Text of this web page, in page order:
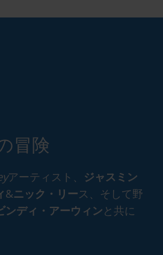
冒険
アーティスト、 ジャスミン
&ニック・リース、そして野
ンディ・アーウィンと共に